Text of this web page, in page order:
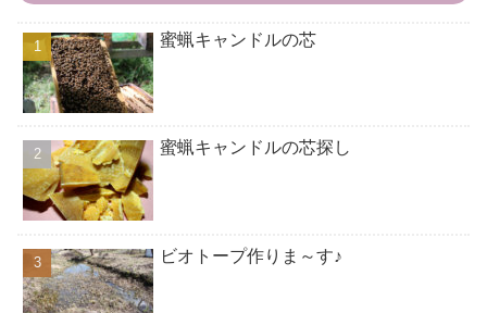
蜜蝋キャンドルの芯
蜜蝋キャンドルの芯探し
ビオトープ作りま～す♪